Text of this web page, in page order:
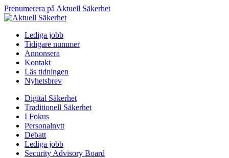
Prenumerera på Aktuell Säkerhet
Lediga jobb
Tidigare nummer
Annonsera
Kontakt
Läs tidningen
Nyhetsbrev
Digital Säkerhet
Traditionell Säkerhet
I Fokus
Personalnytt
Debatt
Lediga jobb
Security Advisory Board